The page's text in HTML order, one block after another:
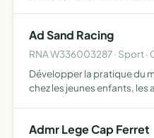
Ad Sand Racing
RNA W336003287 · Sport ·
Développer la pratique du
chez les jeunes enfants,
Admr Lege Cap Ferret